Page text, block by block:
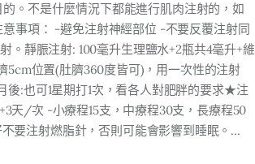
。不是什麼情況下都能進行肌肉注射的，如
事項： -避免注射神經部位 -不要反覆注射同
。靜脤注射: 100毫升生理鹽水+2瓶共4毫升+維
位置(肚臍360度皆可)，用一次性的注射
後:也可1星期打1次，看各人對肥胖的要求★注
天/次 -小療程15支，中療程30支，長療程50
要注射燃脂針，否則可能會影響到睡眠。…